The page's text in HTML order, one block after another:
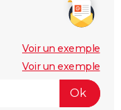
Voir un exemple
Voir un exemple